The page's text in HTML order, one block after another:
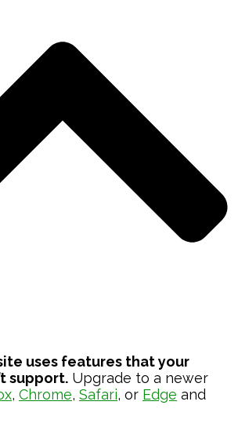
uses features that your
support. Upgrade to a newer
, Chrome, Safari, or Edge and